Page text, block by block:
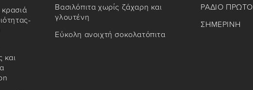
και
Βασιλόπιτα χωρίς ζάχαρη και
γλουτένη
Εύκολη ανοιχτή σοκολατόπιτα
ΡΑΔΙΟ ΠΡΩΤΟ
ΣΗΜΕΡΙΝΗ